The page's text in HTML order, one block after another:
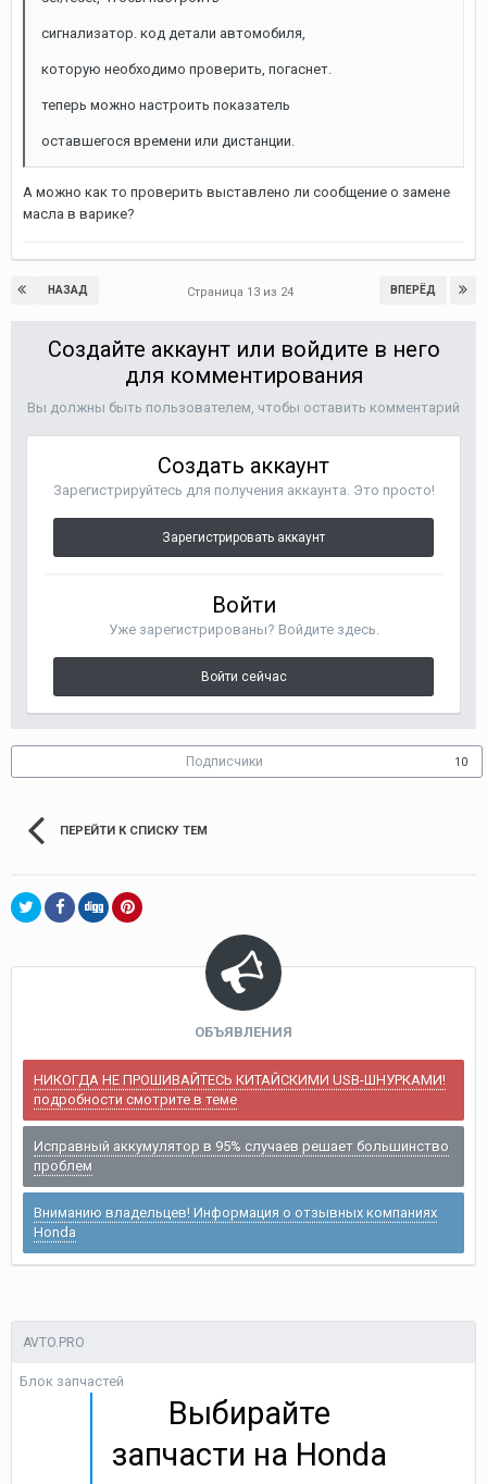
сигнализатор. код детали автомобиля,
которую необходимо проверить, погаснет.
теперь можно настроить показатель
оставшегося времени или дистанции.
А можно как то проверить выставлено ли сообщение о замене
масла в варике?
НАЗАД ВПЕРЁД
Страница 13 из 24
Создайте аккаунт или войдите в него
для комментирования
Вы должны быть пользователем, чтобы оставить комментарий
Создать аккаунт
Зарегистрируйтесь для получения аккаунта. Это просто!
Зарегистрировать аккаунт
Войти
Уже зарегистрированы? Войдите здесь.
Войти сейчас
Подписчики 10
ПЕРЕЙТИ К СПИСКУ ТЕМ
ОБЪЯВЛЕНИЯ
НИКОГДА НЕ ПРОШИВАЙТЕСЬ КИТАЙСКИМИ USB-ШНУРКАМИ!
подробности смотрите в теме
Исправный аккумулятор в 95% случаев решает большинство
проблем
Вниманию владельцев! Информация о отзывных компаниях
Honda
AVTO.PRO
Блок запчастей
Выбирайте
запчасти на Honda